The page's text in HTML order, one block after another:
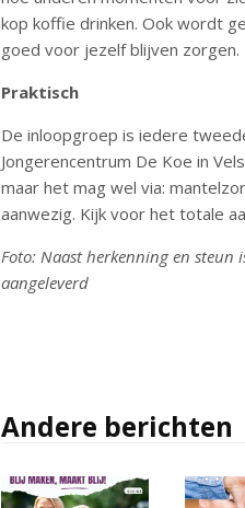
kop koffie drinken. Ook wordt
goed voor jezelf blijven
Praktisch
De inloopgroep is iedere
Jongerencentrum De Koe in
maar het mag wel via:
aanwezig. Kijk voor het totale
Foto: Naast herkenning en
aangeleverd
Andere berichten